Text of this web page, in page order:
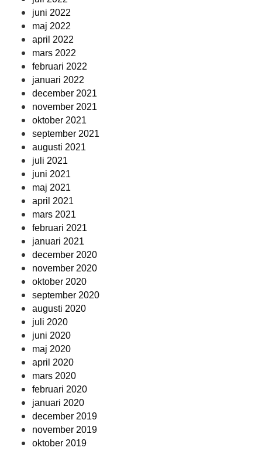
juni 2022
maj 2022
april 2022
mars 2022
februari 2022
januari 2022
december 2021
november 2021
oktober 2021
september 2021
augusti 2021
juli 2021
juni 2021
maj 2021
april 2021
mars 2021
februari 2021
januari 2021
december 2020
november 2020
oktober 2020
september 2020
augusti 2020
juli 2020
juni 2020
maj 2020
april 2020
mars 2020
februari 2020
januari 2020
december 2019
november 2019
oktober 2019